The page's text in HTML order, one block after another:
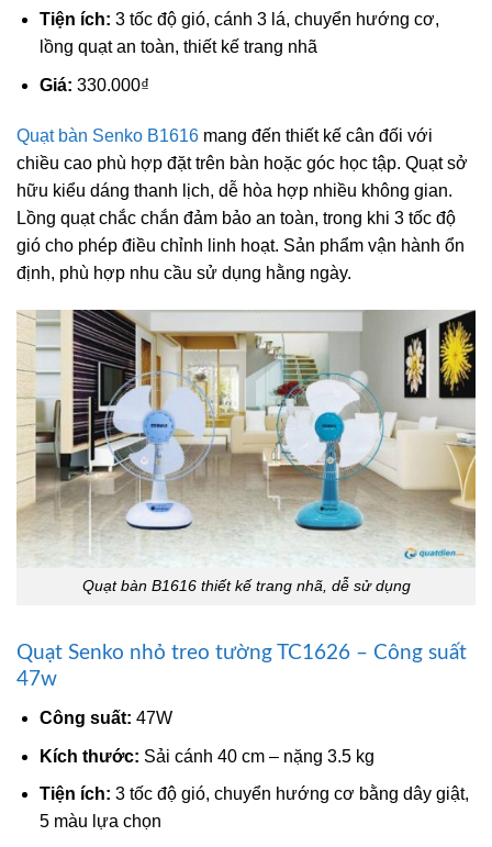
Tiện ích: 3 tốc độ gió, cánh 3 lá, chuyển hướng cơ,
lồng quạt an toàn, thiết kế trang nhã
Giá: 330.000₫
Quạt bàn Senko B1616 mang đến thiết kế cân đối với
chiều cao phù hợp đặt trên bàn hoặc góc học tập. Quạt sở
hữu kiểu dáng thanh lịch, dễ hòa hợp nhiều không gian.
Lồng quạt chắc chắn đảm bảo an toàn, trong khi 3 tốc độ
gió cho phép điều chỉnh linh hoạt. Sản phẩm vận hành ổn
định, phù hợp nhu cầu sử dụng hằng ngày.
Quạt bàn B1616 thiết kế trang nhã, dễ sử dụng
Quạt Senko nhỏ treo tường TC1626 – Công suất
47w
Công suất: 47W
Kích thước: Sải cánh 40 cm – nặng 3.5 kg
Tiện ích: 3 tốc độ gió, chuyển hướng cơ bằng dây giật,
5 màu lựa chọn